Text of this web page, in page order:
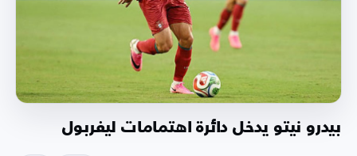
بيدرو نيتو يدخل دائرة اهتمامات ليفربول